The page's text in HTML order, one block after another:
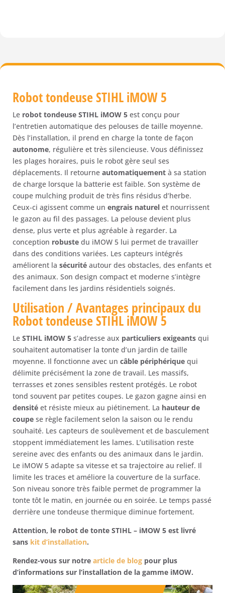
Robot tondeuse STIHL iMOW 5
Le robot tondeuse STIHL iMOW 5 est conçu pour
l’entretien automatique des pelouses de taille moyenne.
Dès l’installation, il prend en charge la tonte de façon
autonome, régulière et très silencieuse. Vous définissez
les plages horaires, puis le robot gère seul ses
déplacements. Il retourne automatiquement à sa station
de charge lorsque la batterie est faible. Son système de
coupe mulching produit de très fins résidus d’herbe.
Ceux-ci agissent comme un engrais naturel et nourrissent
le gazon au fil des passages. La pelouse devient plus
dense, plus verte et plus agréable à regarder. La
conception robuste du iMOW 5 lui permet de travailler
dans des conditions variées. Les capteurs intégrés
améliorent la sécurité autour des obstacles, des enfants et
des animaux. Son design compact et moderne s’intègre
facilement dans les jardins résidentiels soignés.
Utilisation / Avantages principaux du
Robot tondeuse STIHL iMOW 5
Le STIHL iMOW 5 s’adresse aux particuliers exigeants qui
souhaitent automatiser la tonte d’un jardin de taille
moyenne. Il fonctionne avec un câble périphérique qui
délimite précisément la zone de travail. Les massifs,
terrasses et zones sensibles restent protégés. Le robot
tond souvent par petites coupes. Le gazon gagne ainsi en
densité et résiste mieux au piétinement. La hauteur de
coupe se règle facilement selon la saison ou le rendu
souhaité. Les capteurs de soulèvement et de basculement
stoppent immédiatement les lames. L’utilisation reste
sereine avec des enfants ou des animaux dans le jardin.
Le iMOW 5 adapte sa vitesse et sa trajectoire au relief. Il
limite les traces et améliore la couverture de la surface.
Son niveau sonore très faible permet de programmer la
tonte tôt le matin, en journée ou en soirée. Le temps passé
derrière une tondeuse thermique diminue fortement.
Attention, le robot de tonte STIHL – iMOW 5 est livré
sans kit d’installation.
Rendez-vous sur notre article de blog pour plus
d’informations sur l’installation de la gamme iMOW.